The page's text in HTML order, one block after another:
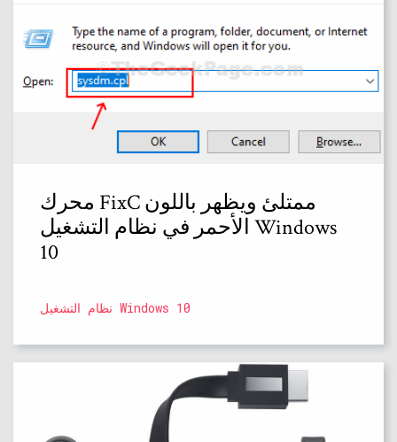
محرك FixC ممتلئ ويظهر باللون
الأحمر في نظام التشغيل Windows
10
نظام التشغيل Windows 10